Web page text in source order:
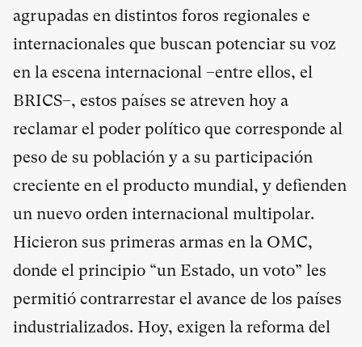
agrupadas en distintos foros regionales e
internacionales que buscan potenciar su voz
en la escena internacional –entre ellos, el
BRICS–, estos países se atreven hoy a
reclamar el poder político que corresponde al
peso de su población y a su participación
creciente en el producto mundial, y defienden
un nuevo orden internacional multipolar.
Hicieron sus primeras armas en la OMC,
donde el principio “un Estado, un voto” les
permitió contrarrestar el avance de los países
industrializados. Hoy, exigen la reforma del